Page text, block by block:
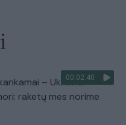
00:02:40
– Ukrainai
raketų mes norime